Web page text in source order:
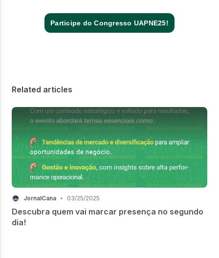
Participe do Congresso UAPNE25!
Related articles
JornalCana • 03/25/2025
Descubra quem vai marcar presença no segundo
dia!